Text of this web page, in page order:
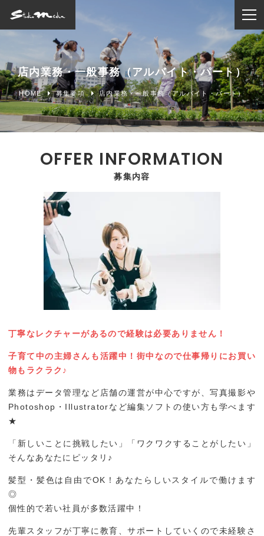
ホーム
撮影メニュー
マタニティフォト
ハーフバースデイ
七五三・七草
バースデイ
入学・卒業写真
半成人・十歳祝い
動画撮影
店内業務・一般事務（アルバイト・パート）
HOME 募集要項 店内業務・一般事務（アルバイト・パート）
募集内容
丁寧なレクチャーがあるので経験は必要ありません！
子育て中の主婦さんも活躍中！街中なので仕事帰りにお買い
物もラクラク♪
業務はデータ管理など店舗の運営が中心ですが、写真撮影や
Photoshop・Illustratorなど編集ソフトの使い方も学べます
★
「新しいことに挑戦したい」「ワクワクすることがしたい」
そんなあなたにピッタリ♪
髪型・髪色は自由でOK！あなたらしいスタイルで働けます
◎
個性的で若い社員が多数活躍中！
先輩スタッフが丁寧に教育、サポートしていくので未経験さ